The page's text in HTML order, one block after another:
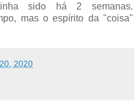
sido há 2 semanas.
mas o espírito da "coisa"
2020